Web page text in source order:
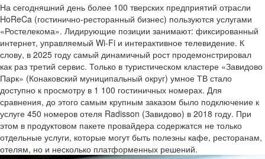
На сегодняшний день более 100 тверских предприятий отрасли
HoReCa (гостинично-ресторанный бизнес) пользуются услугами
«Ростелекома». Лидирующие позиции занимают: фиксированный
интернет, управляемый Wi-Fi и интерактивное телевидение. К
слову, в 2025 году самый динамичный рост продемонстрировал
как раз третий сервис. Только в туристическом кластере «Завидово
Парк» (Конаковский муниципальный округ) умное ТВ стало
доступно к просмотру в 1 100 гостиничных номерах. Для
сравнения, до этого самым крупным заказом было подключение к
услуге 450 номеров отеля Radisson (Завидово) в 2018 году. При
этом в продуктовом пакете провайдера содержатся не только
отдельные услуги, которые могут быть полезны кафе, ресторанам,
отелям, но и несколько платформенных решений.